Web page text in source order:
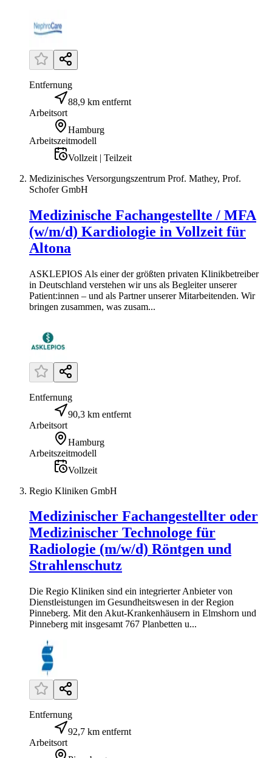
Entfernung
88,9 km entfernt
Arbeitsort
Hamburg
Arbeitszeitmodell
Vollzeit | Teilzeit
Medizinisches Versorgungszentrum Prof. Mathey, Prof.
Schofer GmbH
Medizinische Fachangestellte / MFA
(w/m/d) Kardiologie in Vollzeit für
Altona
ASKLEPIOS Als einer der größten privaten Klinikbetreiber
in Deutschland verstehen wir uns als Begleiter unserer
Patient:innen – und als Partner unserer Mitarbeitenden. Wir
bringen zusammen, was zusam...
Entfernung
90,3 km entfernt
Arbeitsort
Hamburg
Arbeitszeitmodell
Vollzeit
Regio Kliniken GmbH
Medizinischer Fachangestellter oder
Medizinischer Technologe für
Radiologie (m/w/d) Röntgen und
Strahlenschutz
Die Regio Kliniken sind ein integrierter Anbieter von
Dienstleistungen im Gesundheitswesen in der Region
Pinneberg. Mit den Akut-Krankenhäusern in Elmshorn und
Pinneberg mit insgesamt 767 Planbetten u...
Entfernung
92,7 km entfernt
Arbeitsort